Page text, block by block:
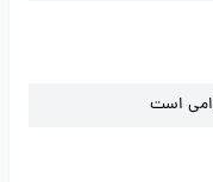
است